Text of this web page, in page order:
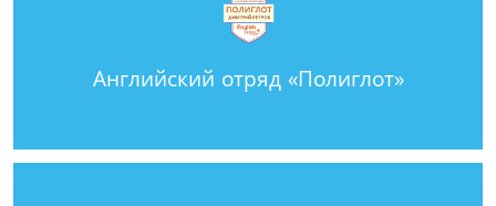
Английский отряд «Полиглот»